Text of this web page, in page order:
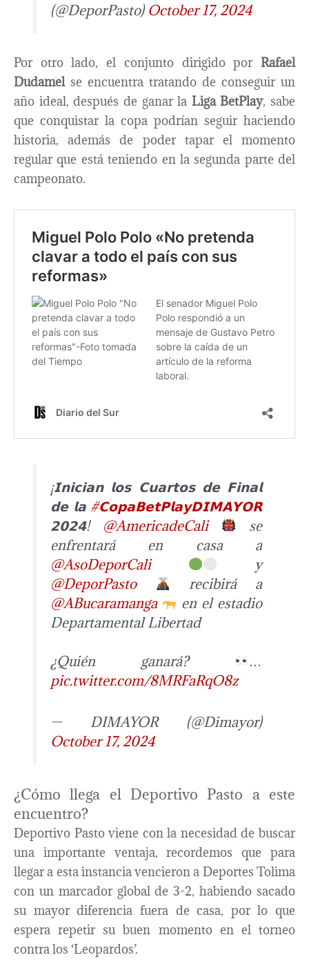
(@DeporPasto) October 17, 2024
Por otro lado, el conjunto dirigido por Rafael
Dudamel se encuentra tratando de conseguir un
año ideal, después de ganar la Liga BetPlay, sabe
que conquistar la copa podrían seguir haciendo
historia, además de poder tapar el momento
regular que está teniendo en la segunda parte del
campeonato.
¡𝗜𝗻𝗶𝗰𝗶𝗮𝗻 𝗹𝗼𝘀 𝗖𝘂𝗮𝗿𝘁𝗼𝘀 𝗱𝗲 𝗙𝗶𝗻𝗮𝗹
𝗱𝗲 𝗹𝗮 #𝗖𝗼𝗽𝗮𝗕𝗲𝘁𝗣𝗹𝗮𝘆𝗗𝗜𝗠𝗔𝗬𝗢𝗥
𝟮𝟬𝟮𝟰! @AmericadeCali
se
enfrentará en casa a
@AsoDeporCali
y
@DeporPasto
recibirá a
@ABucaramanga
en el estadio
Departamental Libertad
¿Quién ganará?
…
pic.twitter.com/8MRFaRqO8z
— DIMAYOR (@Dimayor)
October 17, 2024
¿Cómo llega el Deportivo Pasto a este
encuentro?
Deportivo Pasto viene con la necesidad de buscar
una importante ventaja, recordemos que para
llegar a esta instancia vencieron a Deportes Tolima
con un marcador global de 3-2, habiendo sacado
su mayor diferencia fuera de casa, por lo que
espera repetir su buen momento en el torneo
contra los ‘Leopardos’.